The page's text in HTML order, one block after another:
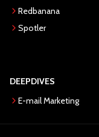
Redbanana
Spotler
DEEPDIVES
E-mail Marketing